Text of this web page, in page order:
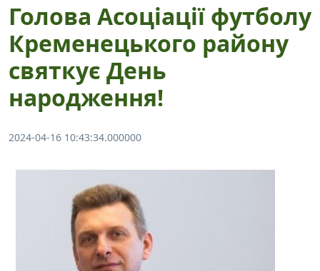
Голова Асоціації футболу
Кременецького району
святкує День
народження!
2024-04-16 10:43:34.000000